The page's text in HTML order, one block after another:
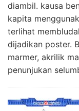
diambil. kausa
kapita
terlihat
dijadikan poster.
marmer, akrilik
penunjukan